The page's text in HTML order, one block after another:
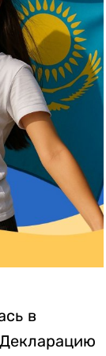
в